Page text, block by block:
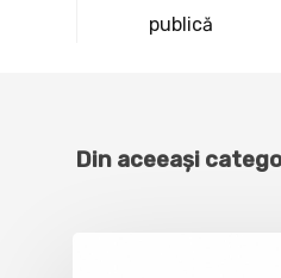
publică
Din aceeași